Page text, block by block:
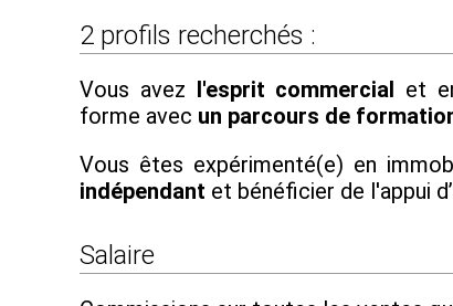
2 profils recherchés :
Vous avez l'esprit commercial et
forme avec un parcours de
Vous êtes expérimenté(e) en
indépendant et bénéficier de l'appui
Salaire